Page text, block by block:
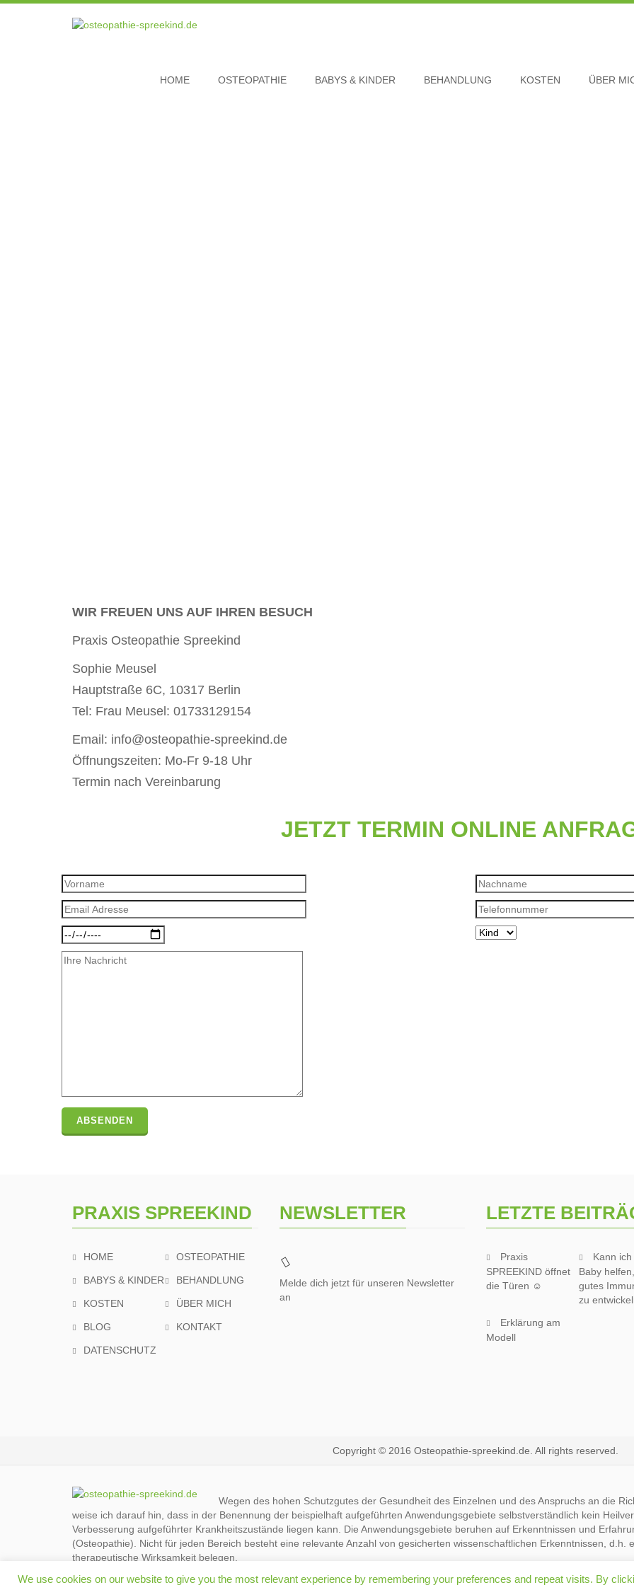
HOME OSTEOPATHIE BABYS & KINDER BEHANDLUNG KOSTEN ÜBER
WIR FREUEN UNS AUF IHREN BESUCH
Praxis Osteopathie Spreekind
Sophie Meusel
Hauptstraße 6C, 10317 Berlin
Tel: Frau Meusel: 01733129154
Email: info@osteopathie-spreekind.de
Öffnungszeiten: Mo-Fr 9-18 Uhr
Termin nach Vereinbarung
JETZT TERMIN ONLINE
PRAXIS SPREEKIND
HOME OSTEOPATHIE
BABYS & KINDER BEHANDLUNG
KOSTEN ÜBER MICH
BLOG KONTAKT
DATENSCHUTZ
NEWSLETTER
Melde dich jetzt für unseren Newsletter
an
LETZTE
Praxis
SPREEKIND öffnet
die Türen ☺
Kann
Baby
gutes
zu
Erklärung am
Modell
Copyright © 2016 Osteopathie-spreekind.de. All rights reserved.
Wegen des hohen Schutzgutes der Gesundheit des Einzelnen und des Anspruchs an die
weise ich darauf hin, dass in der Benennung der beispielhaft aufgeführten Anwendungsgebiete selbstverständlich kein
Verbesserung aufgeführter Krankheitszustände liegen kann. Die Anwendungsgebiete beruhen auf Erkenntnissen und
(Osteopathie). Nicht für jeden Bereich besteht eine relevante Anzahl von gesicherten wissenschaftlichen Erkenntnissen, d.h.
therapeutische Wirksamkeit belegen.
We use cookies on our website to give you the most relevant experience by remembering your preferences and repeat visits. By